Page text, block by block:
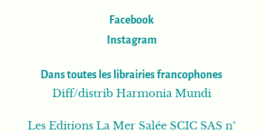
Facebook
Instagram
Dans toutes les librairies francophones
Diff/distrib Harmonia Mundi
Les Editions La Mer Salée SCIC SAS n°